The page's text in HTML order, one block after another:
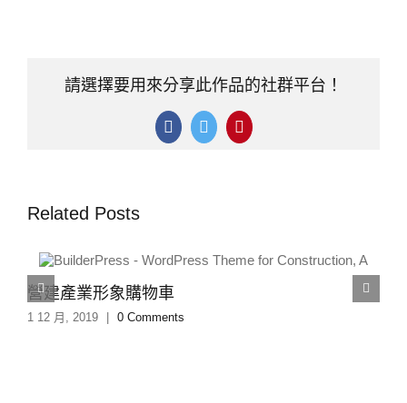
請選擇要用來分享此作品的社群平台！
Facebook
TwitterPinterest
Related Posts
營建產業形象購物車
1 12 月, 2019 | 0 Comments